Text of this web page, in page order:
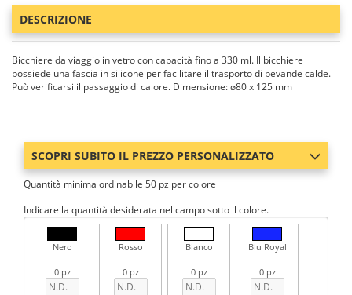
DESCRIZIONE
Bicchiere da viaggio in vetro con capacità fino a 330 ml. Il bicchiere
possiede una fascia in silicone per facilitare il trasporto di bevande calde.
Può verificarsi il passaggio di calore. Dimensione: ø80 x 125 mm
SCOPRI SUBITO IL PREZZO PERSONALIZZATO
Quantità minima ordinabile 50 pz per colore
Indicare la quantità desiderata nel campo sotto il colore.
Nero
0 pz
Rosso
0 pz
Bianco
0 pz
Blu Royal
0 pz